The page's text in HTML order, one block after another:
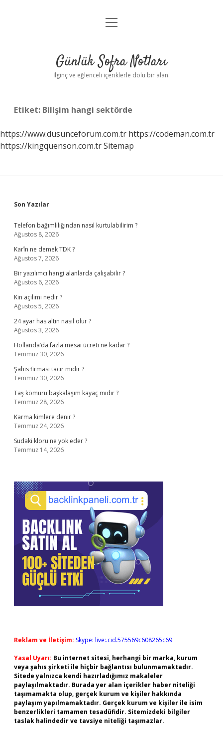
Anasayfa
Yasal Uyarı
menüyü
Günlük Sofra Notları
İlginç ve eğlenceli içeriklerle dolu bir alan.
Etiket: Bilişim hangi sektörde
https://www.dusunceforum.com.tr https://codeman.com.tr
https://kingquenson.com.trSitemap
Sidebar
Son Yazılar
Telefon bağımlılığından nasıl kurtulabilirim ?
Ağustos 8, 2026
Karîn ne demek TDK ?
Ağustos 7, 2026
Bir yazılımcı hangi alanlarda çalışabilir ?
Ağustos 6, 2026
Kin açılımı nedir ?
Ağustos 5, 2026
24 ayar has altın nasıl olur ?
Ağustos 3, 2026
Hollanda’da fazla mesai ücreti ne kadar ?
Temmuz 30, 2026
Şahıs firması tacir midir ?
Temmuz 30, 2026
Taş kömürü başkalaşım kayaç mıdır ?
Temmuz 28, 2026
Karma kimlere denir ?
Temmuz 24, 2026
Sudaki kloru ne yok eder ?
Temmuz 14, 2026
Reklam ve İletişim: Skype: live:.cid.575569c608265c69
Yasal Uyarı: Bu internet sitesi, herhangi bir marka, kurum
veya şahıs şirketi ile hiçbir bağlantısı bulunmamaktadır.
Sitede yalnızca kendi hazırladığımız makaleler
paylaşılmaktadır. Burada yer alan içerikler haber niteliği
taşımamakta olup, gerçek kurum ve kişiler hakkında
paylaşım yapılmamaktadır. Gerçek kurum ve kişiler ile isim
benzerlikleri tamamen tesadüfidir. Sitemizdeki bilgiler
taslak halindedir ve tavsiye niteliği taşımazlar.